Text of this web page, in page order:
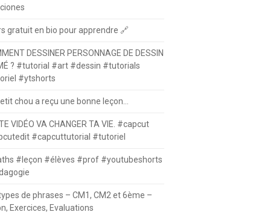
gratuit en bio pour apprendre 🔗
DESSINER PERSONNAGE DE DESSIN
? #tutorial #art #dessin #tutorials
#ytshorts
chou a reçu une bonne leçon…
VIDÉO VA CHANGER TA VIE. #capcut
#capcuttutorial #tutoriel
#leçon #élèves #prof #youtubeshorts
types de phrases – CM1, CM2 et 6ème –
Exercices, Evaluations